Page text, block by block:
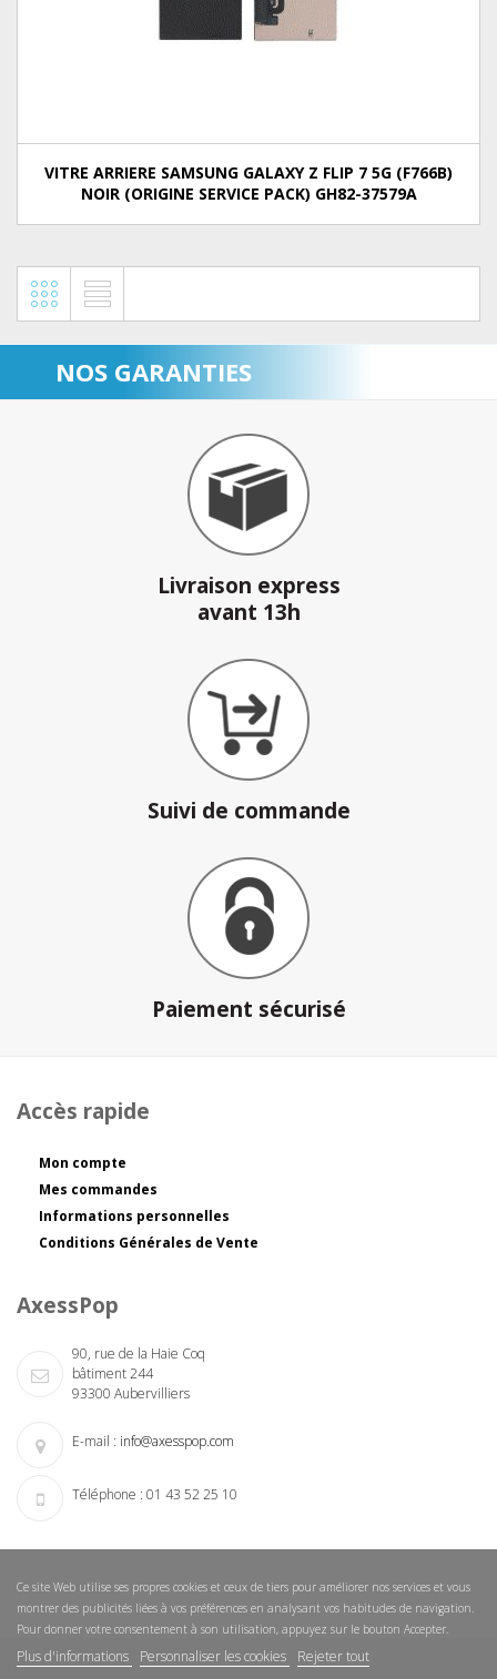
VITRE ARRIERE SAMSUNG GALAXY Z FLIP 7 5G (F766B)
NOIR (ORIGINE SERVICE PACK) GH82-37579A
NOS GARANTIES
Livraison express
avant 13h
Suivi de commande
Paiement sécurisé
Accès rapide
Mon compte
Mes commandes
Informations personnelles
Conditions Générales de Vente
AxessPop
90, rue de la Haie Coq
bâtiment 244
93300 Aubervilliers
E-mail : info@axesspop.com
Téléphone : 01 43 52 25 10
Ce site Web utilise ses propres cookies et ceux de tiers pour améliorer nos services et vous
montrer des publicités liées à vos préférences en analysant vos habitudes de navigation.
Pour donner votre consentement à son utilisation, appuyez sur le bouton Accepter.
Plus d'informations Personnaliser les cookies Rejeter tout